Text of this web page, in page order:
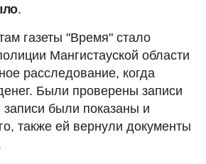
.
газеты "Время" стало
Мангистауской области
расследование, когда
Были проверены записи
были показаны и
также ей вернули документы